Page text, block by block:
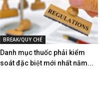
BREAK/QUY CHẾ
Danh mục thuốc phải kiểm
soát đặc biệt mới nhất năm...